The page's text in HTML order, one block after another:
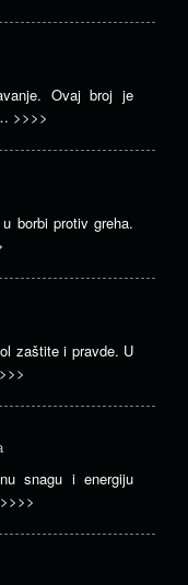
Ovaj broj je
>>>>
borbi protiv greha.
zaštite i pravde. U
snagu i energiju
>>>>